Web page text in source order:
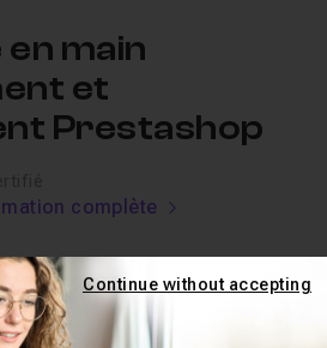
main
et
Prestashop
complète